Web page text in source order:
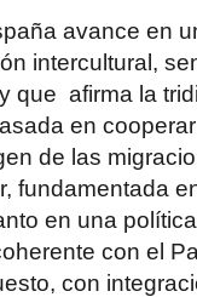
avance en
intercultural,
que afirma la
en
de las
fundamentada
en una
con el
con